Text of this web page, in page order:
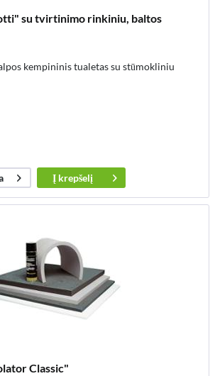
su tvirtinimo rinkiniu, baltos
kempininis tualetas su stūmokliniu
Į krepšelį
Classic"